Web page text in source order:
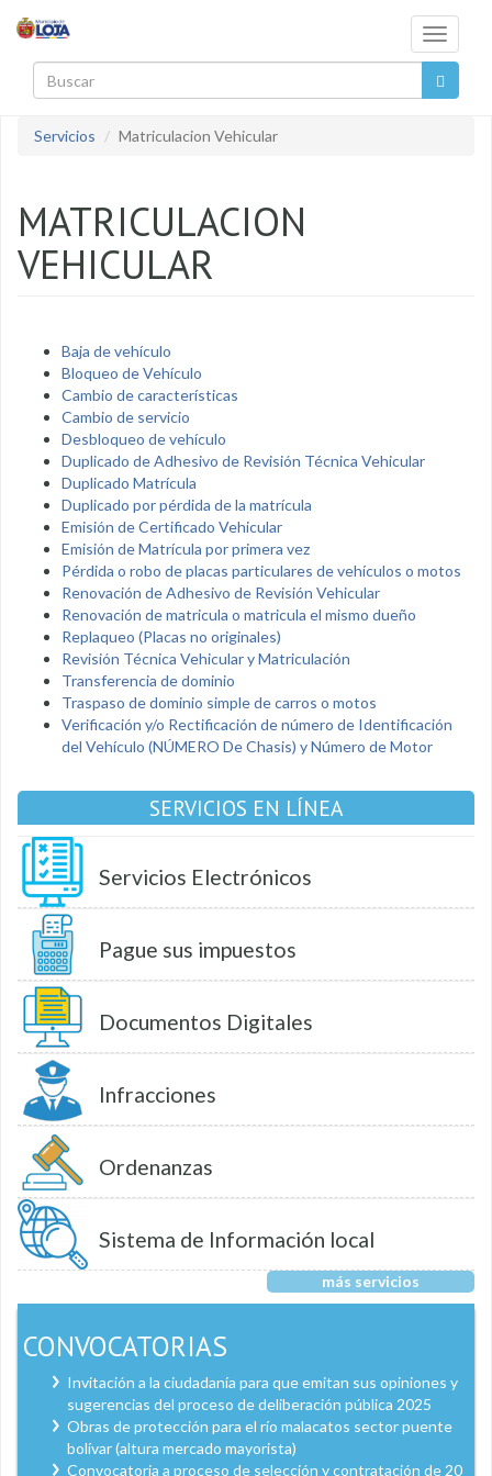
Toggle
Servicios
Matriculacion Vehicular
MATRICULACION
VEHICULAR
Baja de vehículo
Bloqueo de Vehículo
Cambio de características
Cambio de servicio
Desbloqueo de vehículo
Duplicado de Adhesivo de Revisión Técnica Vehicular
Duplicado Matrícula
Duplicado por pérdida de la matrícula
Emisión de Certificado Vehicular
Emisión de Matrícula por primera vez
Pérdida o robo de placas particulares de vehículos o motos
Renovación de Adhesivo de Revisión Vehicular
Renovación de matricula o matricula el mismo dueño
Replaqueo (Placas no originales)
Revisión Técnica Vehicular y Matriculación
Transferencia de dominio
Traspaso de dominio simple de carros o motos
Verificación y/o Rectificación de número de Identificación
del Vehículo (NÚMERO De Chasis) y Número de Motor
SERVICIOS EN LÍNEA
Servicios Electrónicos
Pague sus impuestos
Documentos Digitales
Infracciones
Ordenanzas
Sistema de Información local
más servicios
CONVOCATORIAS
Invitación a la ciudadanía para que emitan sus opiniones y
sugerencias del proceso de deliberación pública 2025
Obras de protección para el río malacatos sector puente
bolívar (altura mercado mayorista)
Convocatoria a proceso de selección y contratación de 20